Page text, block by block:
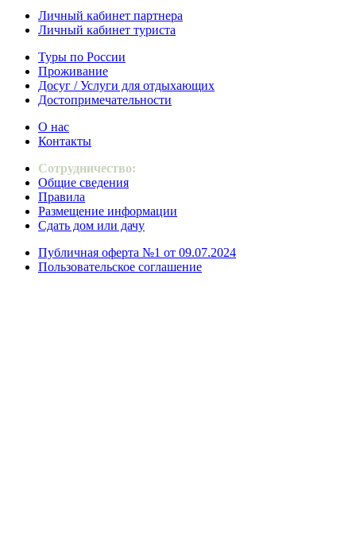
Личный кабинет партнера
Личный кабинет туриста
Туры по России
Проживание
Досуг / Услуги для отдыхающих
Достопримечательности
О нас
Контакты
Сотрудничество:
Общие сведения
Правила
Размещение информации
Сдать дом или дачу
Публичная оферта №1 от 09.07.2024
Пользовательское соглашение